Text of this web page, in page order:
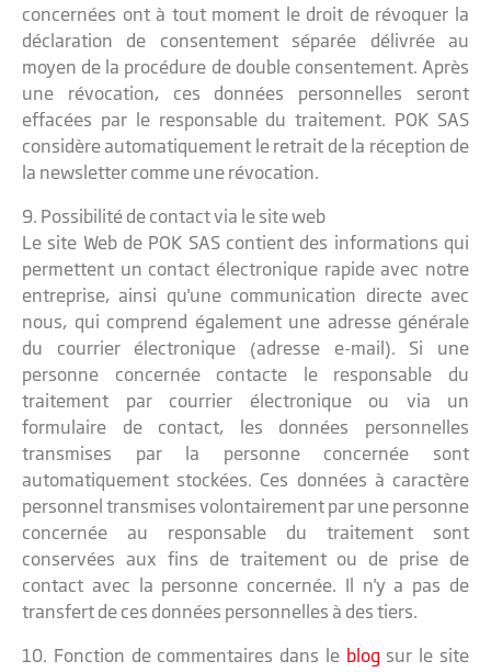
concernées ont à tout moment le droit de révoquer la
déclaration de consentement séparée délivrée au
moyen de la procédure de double consentement. Après
une révocation, ces données personnelles seront
effacées par le responsable du traitement. POK SAS
considère automatiquement le retrait de la réception de
la newsletter comme une révocation.
9. Possibilité de contact via le site web
Le site Web de POK SAS contient des informations qui
permettent un contact électronique rapide avec notre
entreprise, ainsi qu'une communication directe avec
nous, qui comprend également une adresse générale
du courrier électronique (adresse e-mail). Si une
personne concernée contacte le responsable du
traitement par courrier électronique ou via un
formulaire de contact, les données personnelles
transmises par la personne concernée sont
automatiquement stockées. Ces données à caractère
personnel transmises volontairement par une personne
concernée au responsable du traitement sont
conservées aux fins de traitement ou de prise de
contact avec la personne concernée. Il n'y a pas de
transfert de ces données personnelles à des tiers.
10. Fonction de commentaires dans le blog sur le site